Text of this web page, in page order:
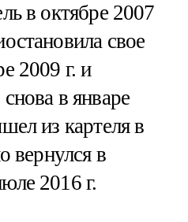
в октябре 2007
свое
2009 г. и
в январе
из картеля в
вернулся в
2016 г.